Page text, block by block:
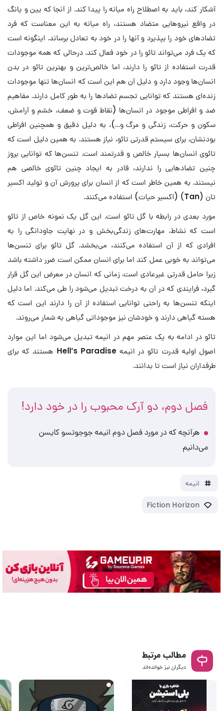
آشکار کند، باید به اصطلاح راه میانه را پیدا کند. از آنجا که یین و یانگ
در واقع نیروهایی متضاد هستند، راه میانه به این معناست که فرد
تضادهای خود را بپذیرد و آنها را در خود به تعادل برساند. اینگونه است
که یک فرد می‌تواند تائو را در خود فعال کند. درحالی که همه موجودات
قدرت استفاده از تائو را دارند، اما خالص‌ترین و بهترین تائو در بدن
انسان‌ها وجود دارد و دلیل آن هم این است که انسان‌ها تنها موجودات
زنده‌ای هستند که توانایی تجسم تضادها را به طور کامل دارند. مفاهیم
ضد و افراطی موجود در انسان‌ها (نقاط قوت و ضعف، خشم و آرامش،
سکون و حرکت، زندگی و مرگ و…)، به دلیل دقیق و همچنین افراطی
بودنشان، برای سیستم قدرتی تائو، نیاز هستند. به همین دلیل است که
تائوی انسان‌ها بسیار خالص و قدرتمند است. تنسن‌ها که توانایی بروز
چنین تضادهایی را ندارند، قادر به ایجاد چنین تائوی خالصی هم
نیستند. به همین خاطر است که از انسان برای پرورش آن و تولید اکسیر
تان (Tan) (اکسیر حیات) استفاده می‌کنند.
مورد بعدی در رابطه با گل تائو است. این گل یک نمونه خاص از تائو
است که نشاط، مهارت‌های زندگی‌بخش و در نهایت جاودانگی را به
افرادی که از آن استفاده می‌کنند، می‌بخشد. گل تائو برای تنسن‌ها
می‌تواند به خوبی عمل کند اما برای انسان ممکن است ضرر داشته باشد
زیرا حامل قدرتی غیرعادی است. زمانی که انسان در معرض این گل قرار
گیرد، فرایندی که در آن به درخت تبدیل می‌شود را طی می‌کند. اما دلیل
اینکه تنسن‌ها به راحتی توانایی استفاده از آن را دارند این است که
هسته گیاهی دارند و خودشان نیز موجوداتی گیاهی به شمار می‌روند.
تائو در ادامه به یک عنصر مهم در انیمه تبدیل می‌شود اما این موارد
اصول اولیه قدرت تائو در انیمهHell’s Paradise هستند که برای
طرفداران نیاز است تا بدانند.
فصل دوم، دو آرک محبوب را در خود دارد!
هرآنچه که در مورد فصل دوم انیمه جوجوتسو کایسن
می‌دانیم
انیمه
Fiction Horizon
مطالب مرتبط
دیگران نیز خوانده‌اند